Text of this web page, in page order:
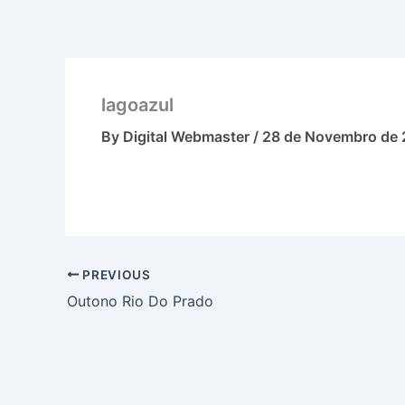
lagoazul
By Digital Webmaster / 28 de Novembro de
PREVIOUS
Outono Rio Do Prado